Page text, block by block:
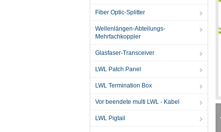
Fiber Optic-Splitter
Wellenlängen-Abteilungs-
Mehrfachkoppler
Glasfaser-Transceiver
LWL Patch Panel
LWL Termination Box
Vor beendete multi LWL - Kabel
LWL Pigtail